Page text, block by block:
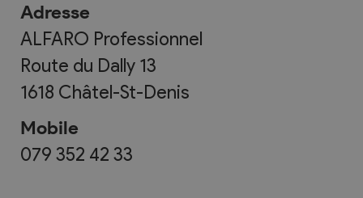
Adresse
ALFARO Professionnel
Route du Dally 13
1618 Châtel-St-Denis
Mobile
079 352 42 33